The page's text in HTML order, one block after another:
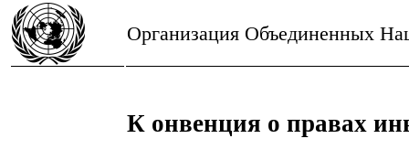
Организация Объединенных
К онвенция о правах